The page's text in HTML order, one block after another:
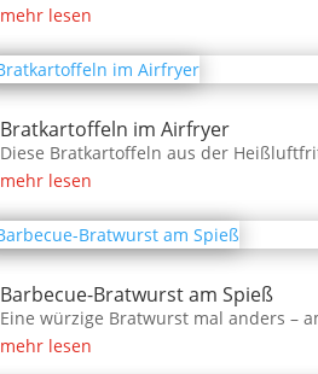
mehr lesen
Bratkartoffeln im Airfryer
Diese Bratkartoffeln aus der
mehr lesen
Barbecue-Bratwurst am Spieß
Eine würzige Bratwurst mal anders –
mehr lesen